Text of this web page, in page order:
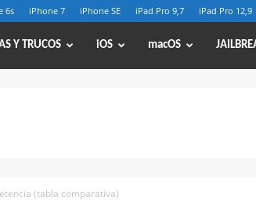
6s iPhone 7 iPhone SE iPad Pro 9,7 iPad Pro 12,9
Y TRUCOS iOS macOS
(tabla comparativa)